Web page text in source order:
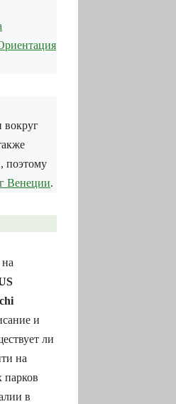
вокруг
поэтому
Венеции.
и
ли
на
парков
в